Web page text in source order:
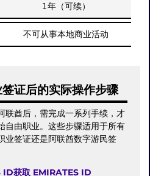
1年（可续）
不可从事本地商业活动
证后的实际操作步骤
联酋后，需完成一系列手续，才
自由职业。这些步骤适用于所有
业签证还是阿联酋数字游民签
获取 EMIRATES ID